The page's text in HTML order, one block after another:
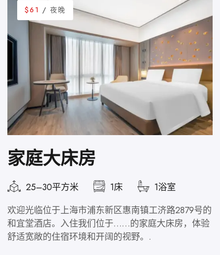
$61 / 夜晚
家庭大床房
25–30平方米 1床
1浴室
欢迎光临位于上海市浦东新区惠南镇工济路2879号的
和宜堂酒店。入住我们位于……的家庭大床房，体验
舒适宽敞的住宿环境和开阔的视野。.